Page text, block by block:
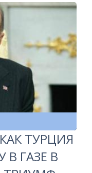
ТУРЦИЯ
В ГАЗЕ В